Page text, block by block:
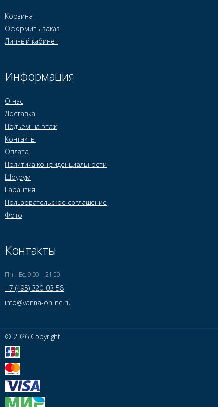
Корзина
Оформить заказ
Личный кабинет
Информация
О нас
Доставка
Подъем на этаж
Контакты
Оплата
Политика конфиденциальности
Шоурум
Гарантия
Пользовательское соглашение
Фото
Контакты
Пн—Вс, 9:00—21:00
+7 (495) 320-03-58
info@vanna-online.ru
© 2026 Copyright